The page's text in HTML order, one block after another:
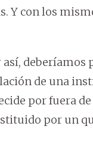
Y con los
de una
por fuera
por un